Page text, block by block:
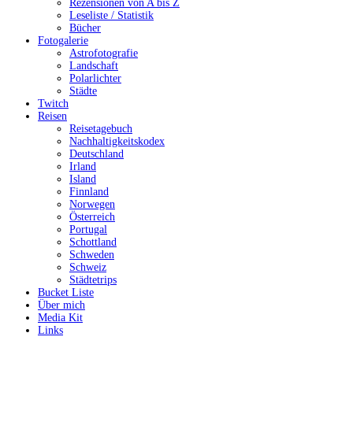
Rezensionen von A bis Z
Leseliste / Statistik
Bücher
Fotogalerie
Astrofotografie
Landschaft
Polarlichter
Städte
Twitch
Reisen
Reisetagebuch
Nachhaltigkeitskodex
Deutschland
Irland
Island
Finnland
Norwegen
Österreich
Portugal
Schottland
Schweden
Schweiz
Städtetrips
Bucket Liste
Über mich
Media Kit
Links